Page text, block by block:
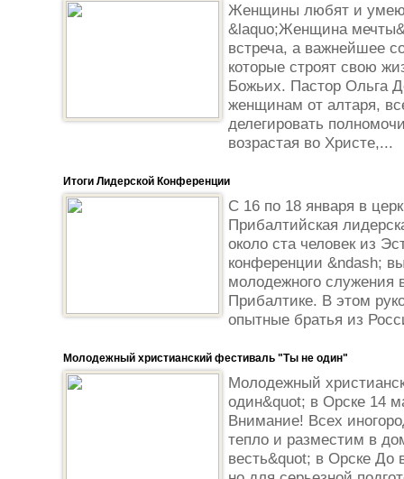
Женщины любят и
&laquo;Женщина
встреча, а важнейшее
которые строят свою
Божьих. Пастор Ольга
женщинам от алтаря,
делегировать
возрастая во Христе,...
Итоги Лидерской Конференции
С 16 по 18 января в
Прибалтийская
около ста человек из
конференции &ndash;
молодежного служения
Прибалтике. В этом
опытные братья из
Молодежный христианский фестиваль "Ты не один"
Молодежный
один&quot; в Орске 14
Внимание! Всех
тепло и разместим в
весть&quot; в Орске